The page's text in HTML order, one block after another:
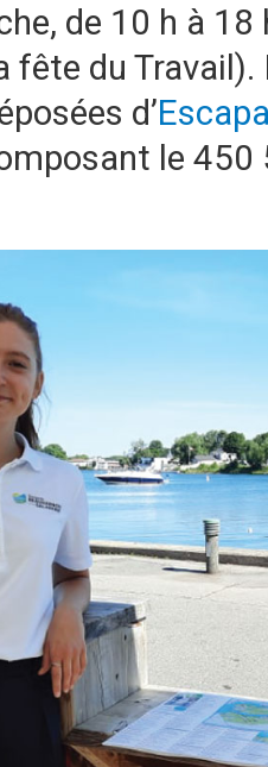
de 10 h à 18
fête du
d’
le